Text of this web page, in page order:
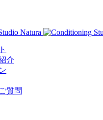
介
質問